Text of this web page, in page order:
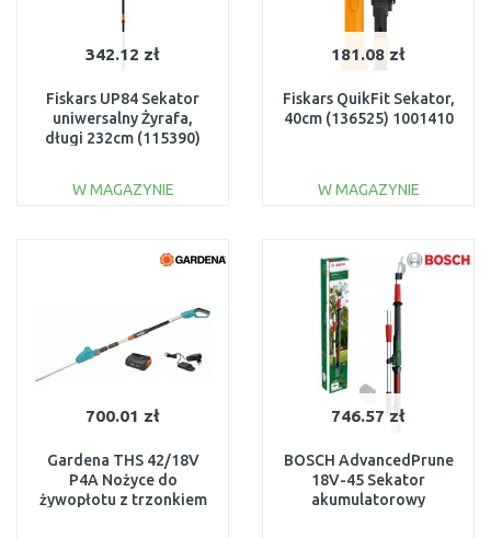
342.12 zł
Fiskars UP84 Sekator
uniwersalny Żyrafa,
długi 232cm (115390)
W MAGAZYNIE
Do porównania
181.08 zł
Fiskars QuikFit Sekator,
40cm (136525) 1001410
W MAGAZYNIE
Do porównania
700.01 zł
Gardena THS 42/18V
P4A Nożyce do
żywopłotu z trzonkiem
746.57 zł
BOSCH AdvancedPrune
18V-45 Sekator
akumulatorowy